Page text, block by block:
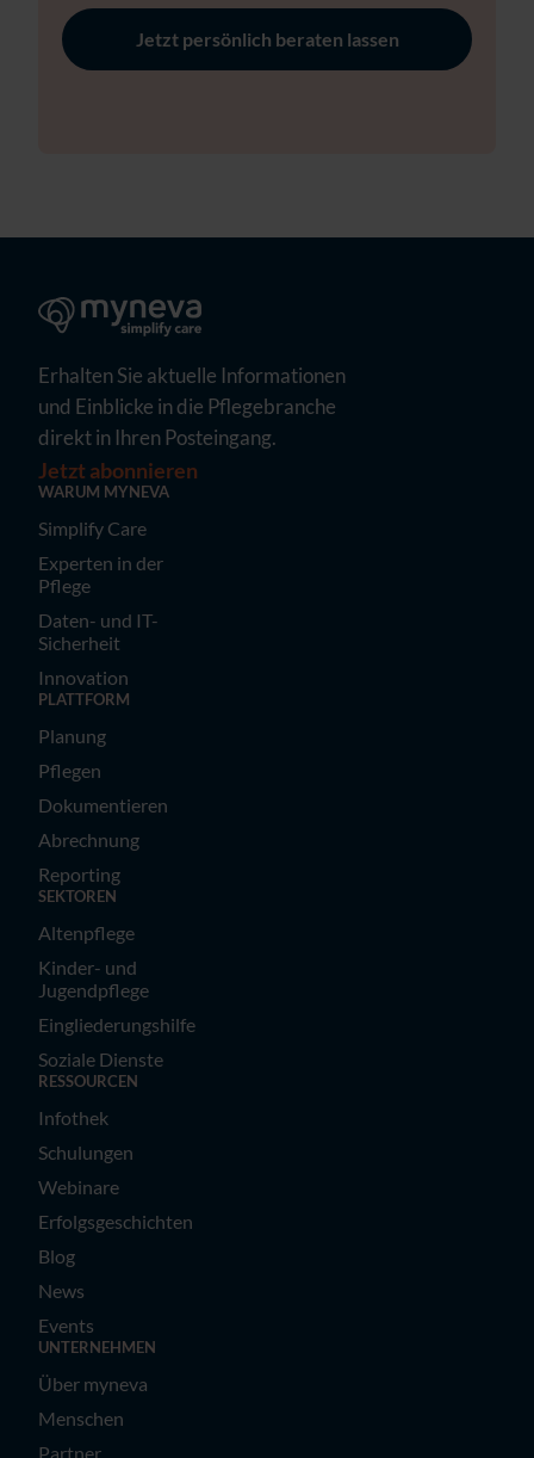
Jetzt persönlich beraten lassen
Erhalten Sie aktuelle Informationen
und Einblicke in die Pflegebranche
direkt in Ihren Posteingang.
Jetzt abonnieren
WARUM MYNEVA
Simplify Care
Experten in der
Pflege
Daten- und IT-
Sicherheit
Innovation
PLATTFORM
Planung
Pflegen
Dokumentieren
Abrechnung
Reporting
SEKTOREN
Altenpflege
Kinder- und
Jugendpflege
Eingliederungshilfe
Soziale Dienste
RESSOURCEN
Infothek
Schulungen
Webinare
Erfolgsgeschichten
Blog
News
Events
UNTERNEHMEN
Über myneva
Menschen
Partner